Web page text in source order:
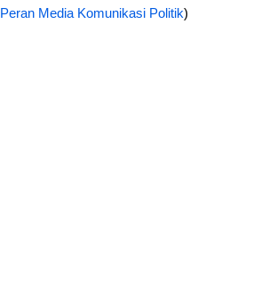
Peran Media Komunikasi Politik)